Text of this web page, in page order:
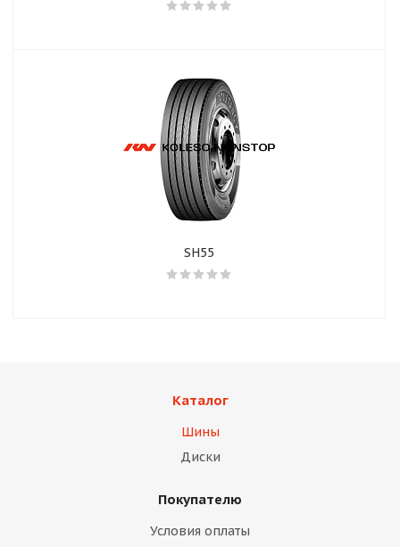
SH55
Каталог
Шины
Диски
Покупателю
Условия оплаты